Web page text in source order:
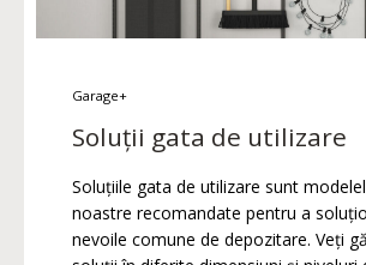
Garage+
Soluții gata de utilizare
Soluțiile gata de utilizare sunt
noastre recomandate pentru a
nevoile comune de depozitare. Veți